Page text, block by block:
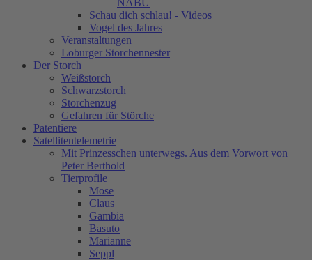
NABU
Schau dich schlau! - Videos
Vogel des Jahres
Veranstaltungen
Loburger Storchennester
Der Storch
Weißstorch
Schwarzstorch
Storchenzug
Gefahren für Störche
Patentiere
Satellitentelemetrie
Mit Prinzesschen unterwegs. Aus dem Vorwort von
Peter Berthold
Tierprofile
Mose
Claus
Gambia
Basuto
Marianne
Seppl